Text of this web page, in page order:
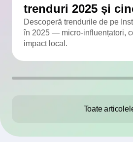
trenduri 2025 și
viteză
Descoperă trendurile de pe
în 2025 — micro-influențatori,
impact local.
Toate